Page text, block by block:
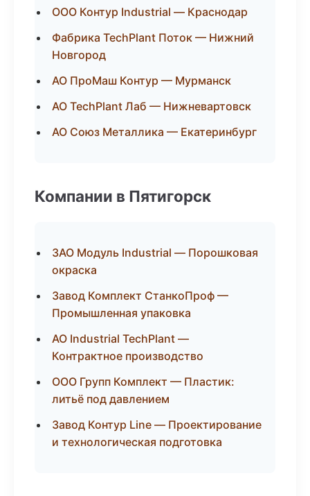
ООО Контур Industrial — Краснодар
Фабрика TechPlant Поток — Нижний
Новгород
АО ПроМаш Контур — Мурманск
АО TechPlant Лаб — Нижневартовск
АО Союз Металлика — Екатеринбург
Компании в Пятигорск
ЗАО Модуль Industrial — Порошковая
окраска
Завод Комплект СтанкоПроф —
Промышленная упаковка
АО Industrial TechPlant —
Контрактное производство
ООО Групп Комплект — Пластик:
литьё под давлением
Завод Контур Line — Проектирование
и технологическая подготовка